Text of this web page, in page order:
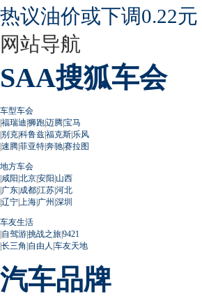
热议油价或下调0.22元
网站导航
SAA搜狐车会
车型车会
|福瑞迪|狮跑|迈腾|宝马
|别克|科鲁兹|福克斯|乐风
|速腾|菲亚特|奔驰|赛拉图
地方车会
|咸阳|北京|安阳|山西
|广东|成都|江苏|河北
|辽宁| 上海|广州 |深圳
车友生活
|自驾游|挑战之旅|9421
|长三角 |自由人 |车友天地
汽车品牌